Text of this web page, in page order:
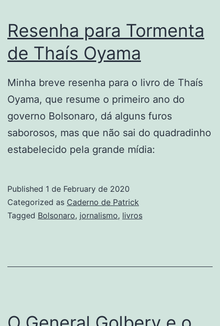
Resenha para Tormenta
de Thaís Oyama
Minha breve resenha para o livro de Thaís
Oyama, que resume o primeiro ano do
governo Bolsonaro, dá alguns furos
saborosos, mas que não sai do quadradinho
estabelecido pela grande mídia:
Published 1 de February de 2020
Categorized as Caderno de Patrick
Tagged Bolsonaro, jornalismo, livros